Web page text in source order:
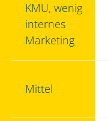
KMU, wenig
internes
Marketing
Mittel